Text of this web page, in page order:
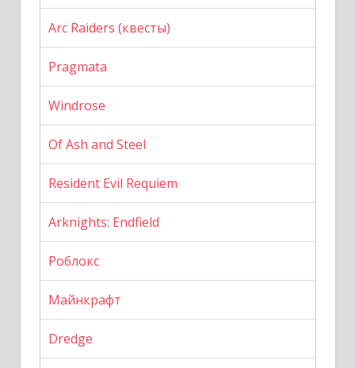
Arc Raiders (квесты)
Pragmata
Windrose
Of Ash and Steel
Resident Evil Requiem
Arknights: Endfield
Роблокс
Майнкрафт
Dredge